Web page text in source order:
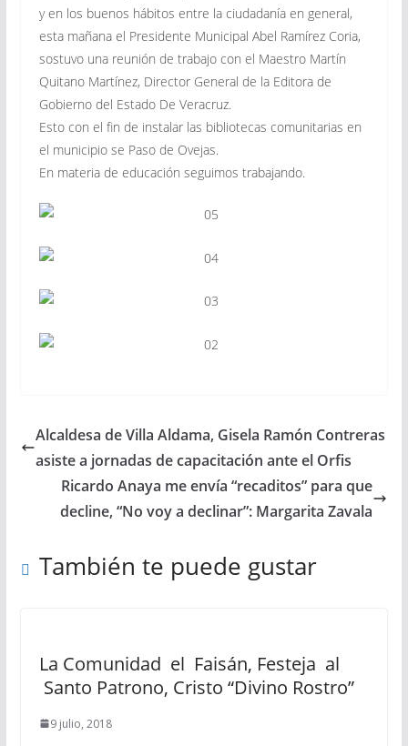
y en los buenos hábitos entre la ciudadanía en general,
esta mañana el Presidente Municipal Abel Ramírez Coria,
sostuvo una reunión de trabajo con el Maestro Martín
Quitano Martínez, Director General de la Editora de
Gobierno del Estado De Veracruz.
Esto con el fin de instalar las bibliotecas comunitarias en
el municipio se Paso de Ovejas.
En materia de educación seguimos trabajando.
Alcaldesa de Villa Aldama, Gisela Ramón Contreras
asiste a jornadas de capacitación ante el Orfis
Ricardo Anaya me envía “recaditos” para que
decline, “No voy a declinar”: Margarita Zavala
También te puede gustar
La Comunidad el Faisán, Festeja al
Santo Patrono, Cristo “Divino Rostro”
9 julio, 2018